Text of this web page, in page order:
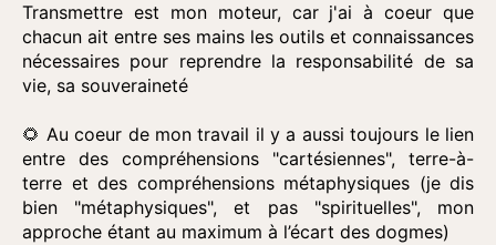
Transmettre est mon moteur, car j'ai à coeur que
chacun ait entre ses mains les outils et connaissances
nécessaires pour reprendre la responsabilité de sa
vie, sa souveraineté
🌻 Au coeur de mon travail il y a aussi toujours le lien
entre des compréhensions "cartésiennes", terre-à-
terre et des compréhensions métaphysiques (je dis
bien "métaphysiques", et pas "spirituelles", mon
approche étant au maximum à l’écart des dogmes)